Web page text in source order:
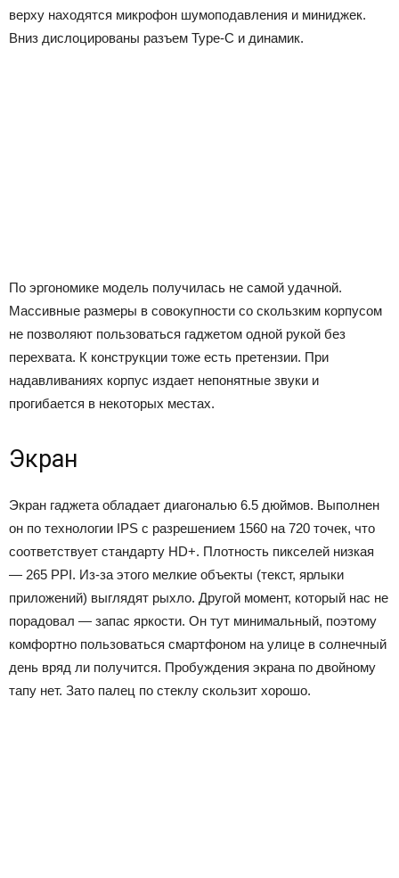
верху находятся микрофон шумоподавления и миниджек.
Вниз дислоцированы разъем Type-C и динамик.
По эргономике модель получилась не самой удачной.
Массивные размеры в совокупности со скользким корпусом
не позволяют пользоваться гаджетом одной рукой без
перехвата. К конструкции тоже есть претензии. При
надавливаниях корпус издает непонятные звуки и
прогибается в некоторых местах.
Экран
Экран гаджета обладает диагональю 6.5 дюймов. Выполнен
он по технологии IPS с разрешением 1560 на 720 точек, что
соответствует стандарту HD+. Плотность пикселей низкая
— 265 PPI. Из-за этого мелкие объекты (текст, ярлыки
приложений) выглядят рыхло. Другой момент, который нас не
порадовал — запас яркости. Он тут минимальный, поэтому
комфортно пользоваться смартфоном на улице в солнечный
день вряд ли получится. Пробуждения экрана по двойному
тапу нет. Зато палец по стеклу скользит хорошо.